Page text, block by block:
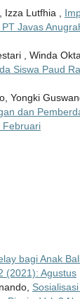
Izza Lutfhia ,
Javas
, Winda
Siswa Paud
Yongki
dan
Februari
bagi Anak
(2021): Agustus